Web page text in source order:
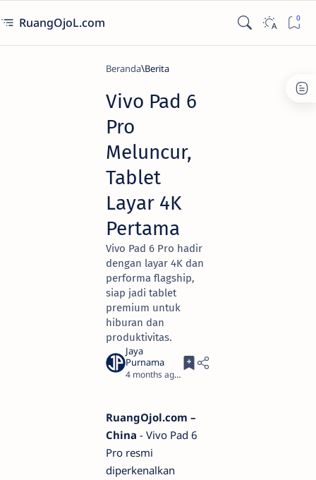
RuangOjoL.com
Beranda Berita
Vivo Pad 6
Pro
Meluncur,
Tablet
Layar 4K
Pertama
Vivo Pad 6 Pro hadir
dengan layar 4K dan
performa flagship,
siap jadi tablet
premium untuk
hiburan dan
produktivitas.
4 months ago
RuangOjol.com –
China - Vivo Pad 6
Pro resmi
diperkenalkan